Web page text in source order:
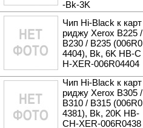
-Bk-3K
Чип Hi-Black к карт
риджу Xerox B225 /
B230 / B235 (006R0
4404), Bk, 6K HB-C
H-XER-006R04404
Чип Hi-Black к карт
риджу Xerox B305 /
B310 / B315 (006R0
4381), Bk, 20K HB-
CH-XER-006R0438